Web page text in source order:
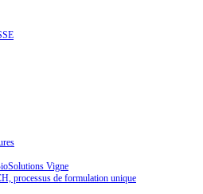
Vigne
processus de formulation unique